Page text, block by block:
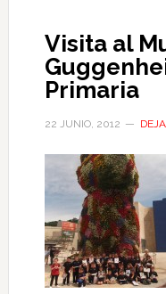
Visita al
Primaria
22 JUNIO, 2012